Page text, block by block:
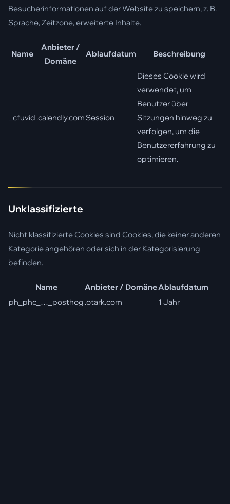
Besucherinformationen auf der Website zu speichern, z. B.
Sprache, Zeitzone, erweiterte Inhalte.
Name
Anbieter /
Domäne
Ablaufdatum Beschreibung
_cfuvid .calendly.comSession
Dieses Cookie wird
verwendet, um
Benutzer über
Sitzungen hinweg zu
verfolgen, um die
Benutzererfahrung zu
optimieren.
Unklassifizierte
Nicht klassifizierte Cookies sind Cookies, die keiner anderen
Kategorie angehören oder sich in der Kategorisierung
befinden.
Name Anbieter / DomäneAblaufdatum
ph_phc_…_posthog .otark.com 1 Jahr